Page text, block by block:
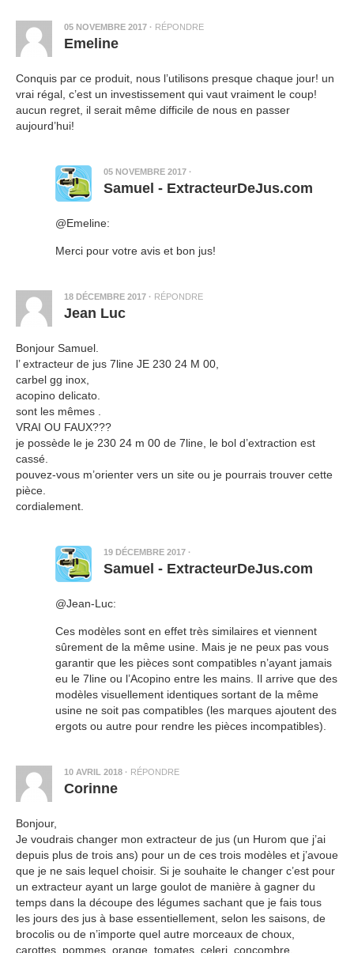
05 NOVEMBRE 2017 · RÉPONDRE
Emeline
Conquis par ce produit, nous l’utilisons presque chaque jour! un
vrai régal, c’est un investissement qui vaut vraiment le coup!
aucun regret, il serait même difficile de nous en passer
aujourd’hui!
05 NOVEMBRE 2017 ·
Samuel - ExtracteurDeJus.com
@Emeline:
Merci pour votre avis et bon jus!
18 DÉCEMBRE 2017 · RÉPONDRE
Jean Luc
Bonjour Samuel.
l’ extracteur de jus 7line JE 230 24 M 00,
carbel gg inox,
acopino delicato.
sont les mêmes .
VRAI OU FAUX???
je possède le je 230 24 m 00 de 7line, le bol d’extraction est
cassé.
pouvez-vous m’orienter vers un site ou je pourrais trouver cette
pièce.
cordialement.
19 DÉCEMBRE 2017 ·
Samuel - ExtracteurDeJus.com
@Jean-Luc:
Ces modèles sont en effet très similaires et viennent
sûrement de la même usine. Mais je ne peux pas vous
garantir que les pièces sont compatibles n’ayant jamais
eu le 7line ou l’Acopino entre les mains. Il arrive que des
modèles visuellement identiques sortant de la même
usine ne soit pas compatibles (les marques ajoutent des
ergots ou autre pour rendre les pièces incompatibles).
10 AVRIL 2018 · RÉPONDRE
Corinne
Bonjour,
Je voudrais changer mon extracteur de jus (un Hurom que j’ai
depuis plus de trois ans) pour un de ces trois modèles et j’avoue
que je ne sais lequel choisir. Si je souhaite le changer c’est pour
un extracteur ayant un large goulot de manière à gagner du
temps dans la découpe des légumes sachant que je fais tous
les jours des jus à base essentiellement, selon les saisons, de
brocolis ou de n’importe quel autre morceaux de choux,
carottes, pommes, orange, tomates, celeri, concombre,